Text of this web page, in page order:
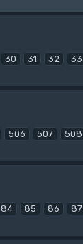
30 31 32 33
506 507 508
84 85 86 87